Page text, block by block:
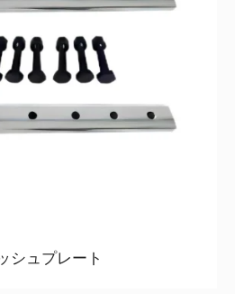
シュプレート